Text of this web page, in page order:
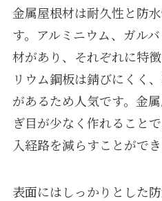
金属屋根材は耐久性と防
す。アルミニウム、ガル
材があり、それぞれに特
リウム鋼板は錆びにくく
があるため人気です。金
ぎ目が少なく作れること
入経路を減らすことができ
表面にはしっかりとした